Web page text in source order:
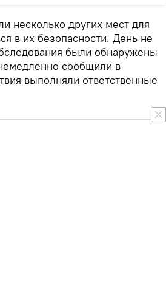
несколько других мест для
в их безопасности. День не
были обнаружены
сообщили в
выполняли ответственные